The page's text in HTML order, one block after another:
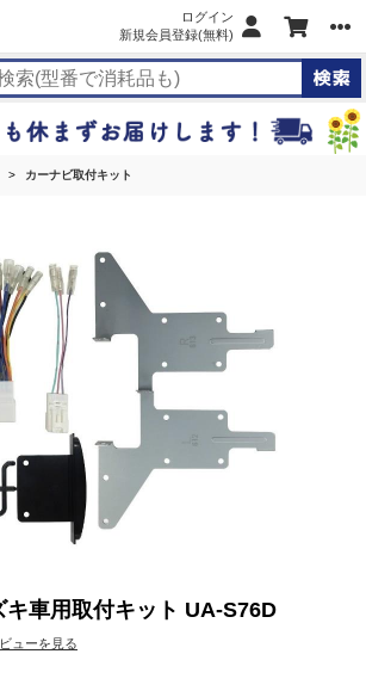
ログイン
新規会員登録(無料)
カーナビ取付キット
車用取付キット UA-S76D
ューを見る